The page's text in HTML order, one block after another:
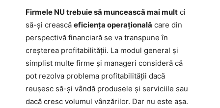
Firmele NU trebuie să muncească mai mult ci
să-și crească eficiența operațională care din
perspectivă financiară se va transpune în
creșterea profitabilității. La modul general și
simplist multe firme și manageri consideră că
pot rezolva problema profitabilității dacă
reușesc să-și vândă produsele și serviciile sau
dacă cresc volumul vânzărilor. Dar nu este așa.